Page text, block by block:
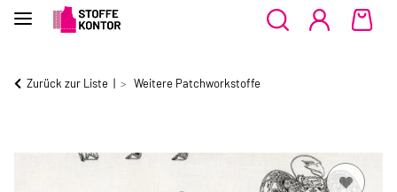
Zurück zur Liste Weitere Patchworkstoffe